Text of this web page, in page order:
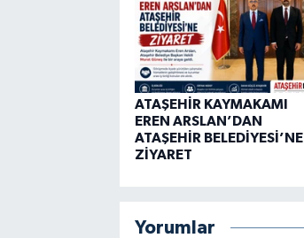
ATAŞEHİR KAYMAKAMI
EREN ARSLAN’DAN
ATAŞEHİR BELEDİYESİ’NE
ZİYARET
Yorumlar